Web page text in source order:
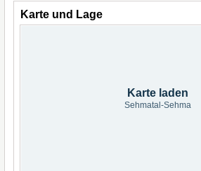
Karte und Lage
Karte laden
Sehmatal-Sehma